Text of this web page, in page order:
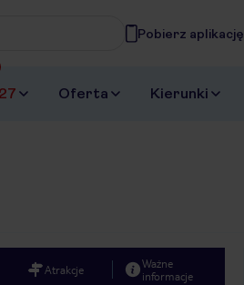
szukasz
Pobierz aplikację
Oferta Kierunki
Atrakcje
Ważne
informacje
1/28